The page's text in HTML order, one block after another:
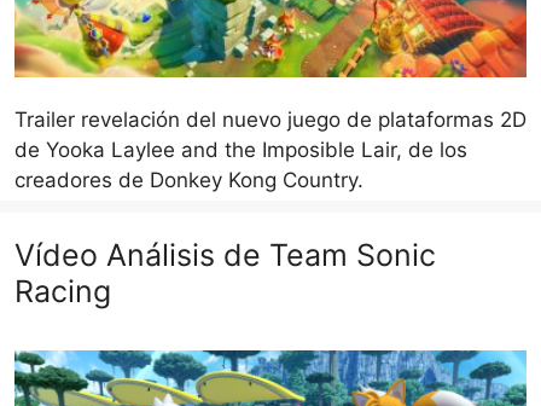
Trailer revelación del nuevo juego de plataformas 2D
de Yooka Laylee and the Imposible Lair, de los
creadores de Donkey Kong Country.
Vídeo Análisis de Team Sonic
Racing